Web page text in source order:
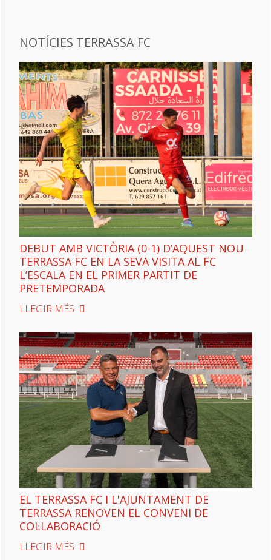
NOTÍCIES TERRASSA FC
DEBUT AMB VICTÒRIA (0-1) D’AQUEST NOU
TERRASSA FC EN LA SEVA VISITA AL FC
L’ESCALA EN EL PRIMER PARTIT DE
PRETEMPORADA
LLEGIR MÉS
EL TERRASSA FC I L'AJUNTAMENT DE
TERRASSA RENOVEN EL CONVENI DE
COL·LABORACIÓ
LLEGIR MÉS